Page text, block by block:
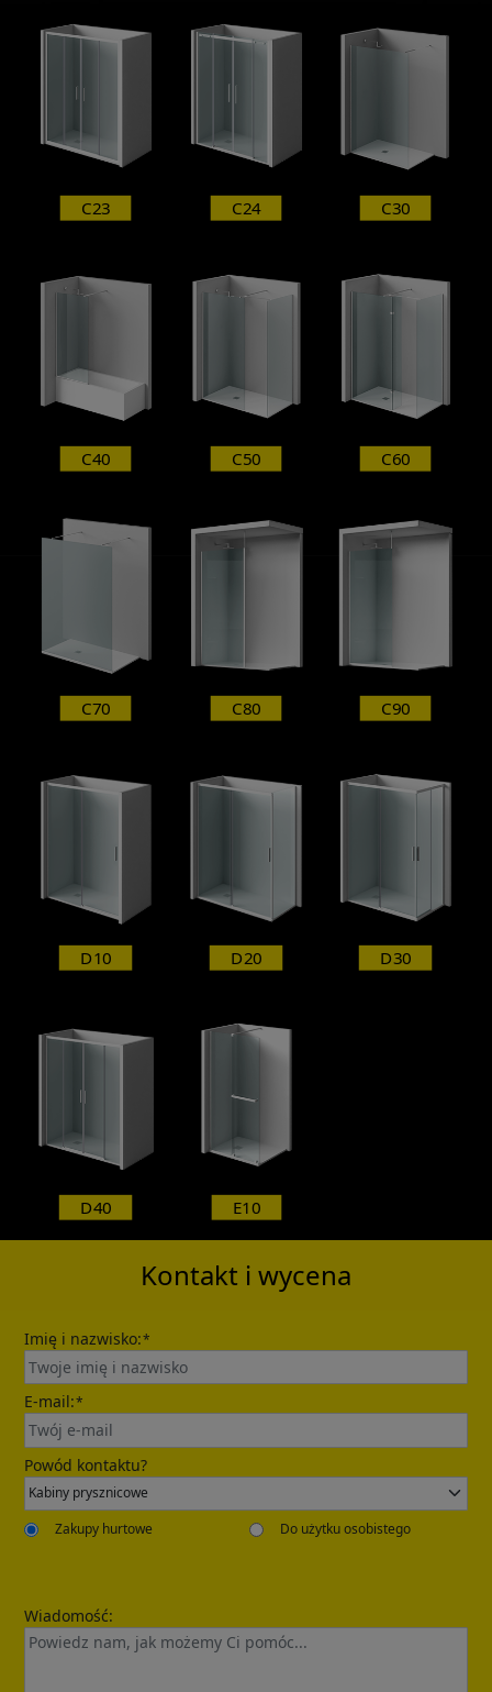
C23 C24 C30
C40 C50 C60
C70 C80 C90
D10 D20 D30
D40 E10
Kontakt i wycena
Imię i nazwisko:*
E-mail:*
Powód kontaktu?
Zakupy hurtowe Do użytku osobistego
Wiadomość: